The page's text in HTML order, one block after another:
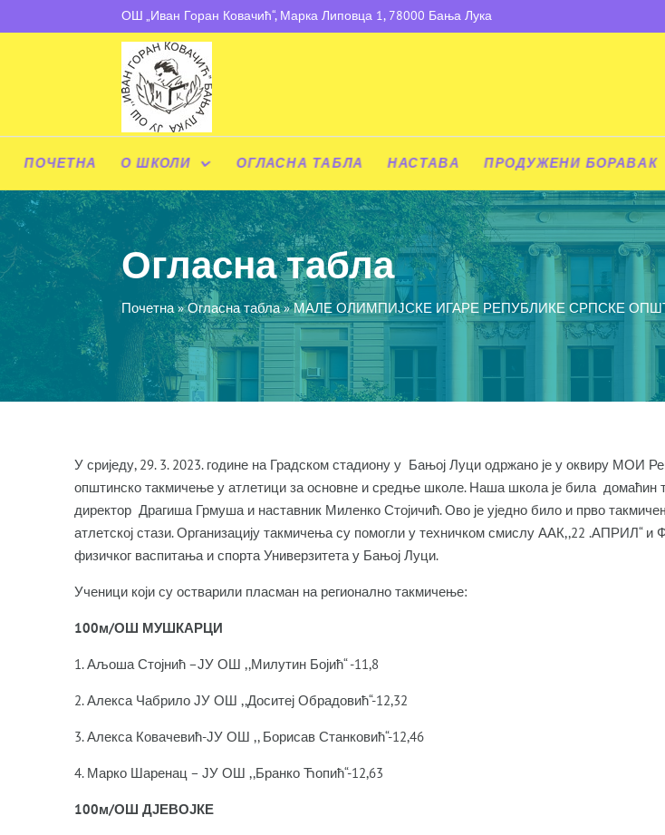
ОШ „Иван Горан Ковачић“, Марка Липовца 1, 78000 Бања Лука
ПОЧЕТНА О ШКОЛИ ОГЛАСНА ТАБЛА НАСТАВА ПРОДУЖЕНИ БОРАВАК
Огласна табла
Почетна»Огласна табла»МАЛЕ ОЛИМПИЈСКЕ ИГАРЕ РЕПУБЛИКЕ СРПСКЕ
У сриједу, 29. 3. 2023. године на Градском стадиону у Бањој Луци одржано је у оквиру МОИ
општинско такмичење у атлетици за основне и средње школе. Наша школа је била домаћин
директор Драгиша Грмуша и наставник Миленко Стојичић. Ово је уједно било и прво
атлетској стази. Организацију такмичења су помогли у техничком смислу ААК,,22 .АПРИЛ“ и
физичког васпитања и спорта Универзитета у Бањој Луци.
Ученици који су остварили пласман на регионално такмичење:
100м/ОШ МУШКАРЦИ
1. Аљоша Стојнић –ЈУ ОШ ,,Милутин Бојић“ -11,8
2. Алекса Чабрило ЈУ ОШ ,,Доситеј Обрадовић“-12,32
3. Алекса Ковачевић-ЈУ ОШ ,, Борисав Станковић“-12,46
4. Марко Шаренац – ЈУ ОШ ,,Бранко Ћопић“-12,63
100м/ОШ ДЈЕВОЈКЕ